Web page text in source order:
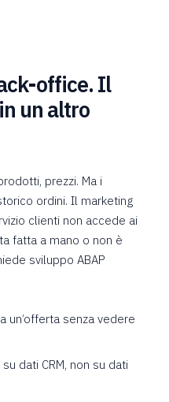
office. Il
un altro
prezzi. Ma i
ordini. Il marketing
clienti non accede ai
fatta a mano o non è
sviluppo ABAP
un’offerta senza vedere
dati CRM, non su dati